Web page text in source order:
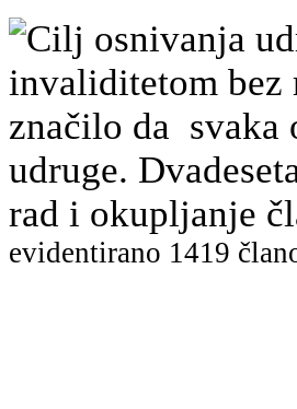
Cilj osnivanja
invaliditetom bez
značilo da svaka
udruge.
rad i okupljanje
evidentirano 1419